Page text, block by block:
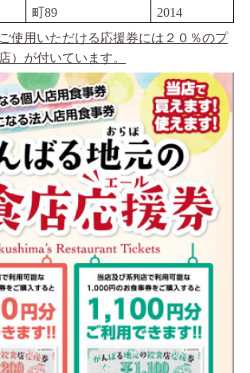
町89
2014
使用いただける応援券には２０％のプ
）が付いています。